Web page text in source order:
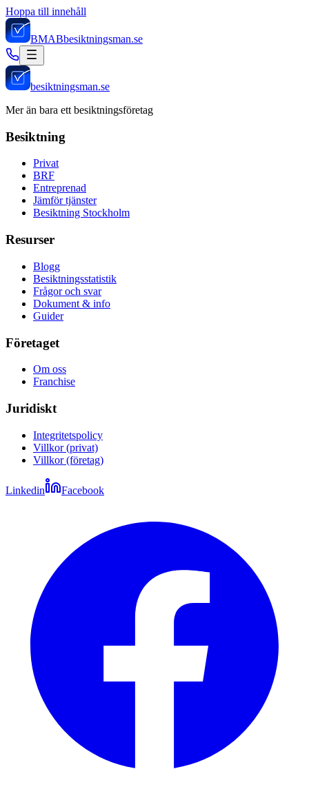
Hoppa till innehåll
BMABbesiktningsman.se
besiktningsman.se
Mer än bara ett besiktningsföretag
Besiktning
Privat
BRF
Entreprenad
Jämför tjänster
Besiktning Stockholm
Resurser
Blogg
Besiktningsstatistik
Frågor och svar
Dokument & info
Guider
Företaget
Om oss
Franchise
Juridiskt
Integritetspolicy
Villkor (privat)
Villkor (företag)
Linkedin Facebook